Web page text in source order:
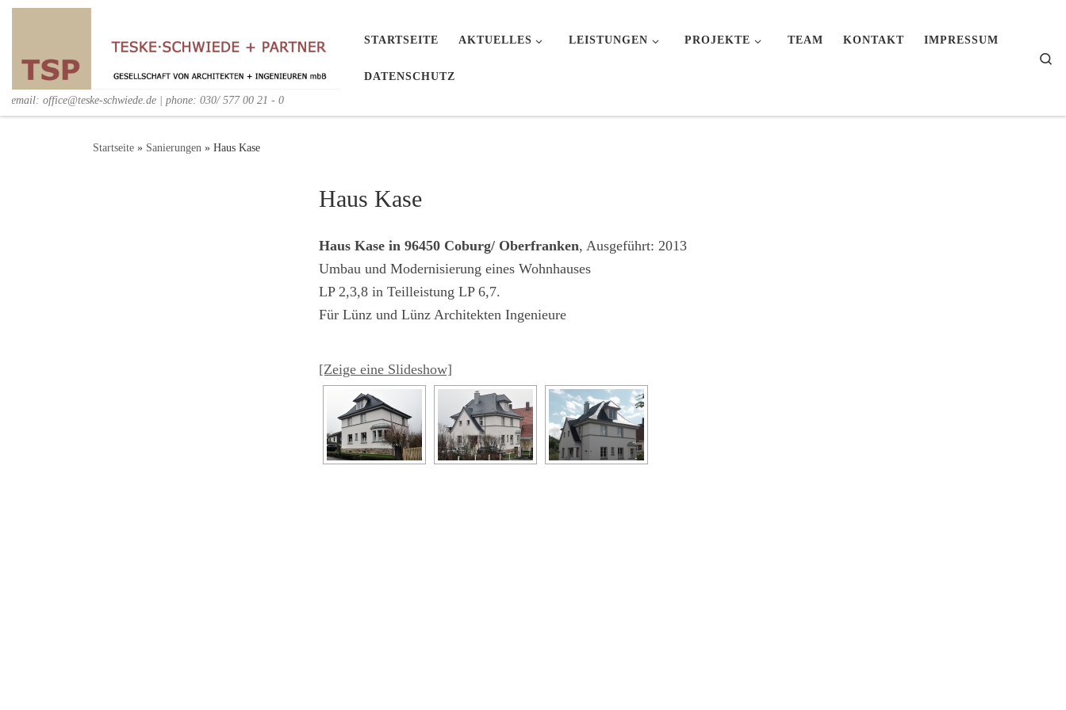
email: office@teske-schwiede.de | phone: 030/ 577 00 21 - 0
STARTSEITE AKTUELLES LEISTUNGEN PROJEKTE TEAM KONTAKT IMPRESSUM
DATENSCHUTZ
Startseite » Sanierungen » Haus Kase
Haus Kase
Haus Kase in 96450 Coburg/ Oberfranken, Ausgeführt: 2013
Umbau und Modernisierung eines Wohnhauses
LP 2,3,8 in Teilleistung LP 6,7.
Für Lünz und Lünz Architekten Ingenieure
[Zeige eine Slideshow]